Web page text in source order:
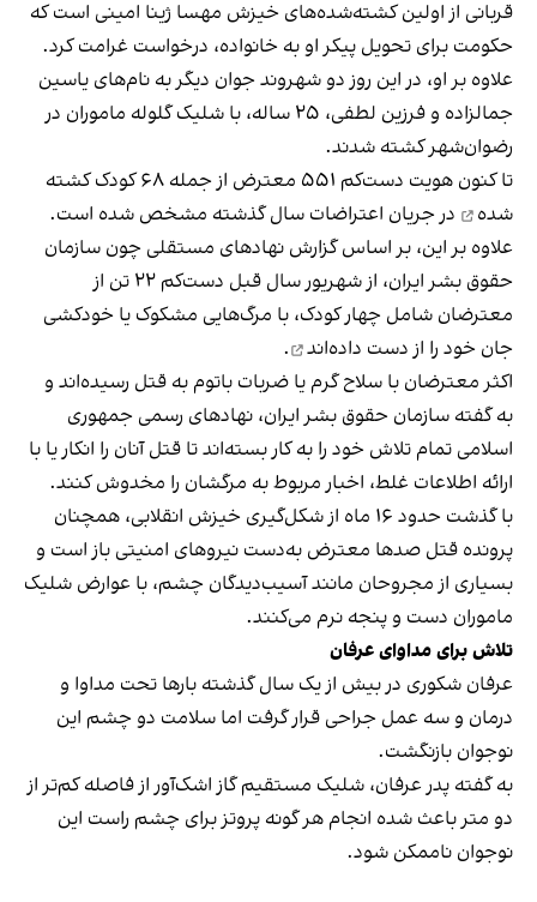
قربانی از اولین کشته‌شده‌های خیزش مهسا ژینا امینی است که
حکومت برای تحویل پیکر او به خانواده، درخواست غرامت کرد.
علاوه بر او، در این روز دو شهروند جوان دیگر به نام‌های یاسین
جمالزاده و فرزین لطفی، ۲۵ ساله، با شلیک گلوله ماموران در
رضوان‌شهر کشته شدند.
تا کنون هویت دست‌کم ۵۵۱ معترض از جمله ۶۸
کودک کشته
شده
در جریان اعتراضات سال گذشته مشخص شده است.
علاوه بر این، بر اساس گزارش نهادهای مستقلی چون سازمان
حقوق بشر ایران، از شهریور سال قبل دست‌کم ۲۲ تن از
معترضان شامل چهار کودک، با مرگ‌هایی مشکوک یا خودکشی
جان خود را از دست داده‌اند
.
اکثر معترضان با سلاح گرم یا ضربات باتوم به قتل رسیده‌اند و
به گفته سازمان حقوق بشر ایران، نهادهای رسمی جمهوری
اسلامی تمام تلاش خود را به‌ کار بسته‌اند تا قتل آنان را انکار یا با
ارائه اطلاعات غلط، اخبار مربوط به مرگشان را مخدوش کنند.
با گذشت حدود ۱۶ ماه از شکل‌گیری خیزش انقلابی، همچنان
پرونده قتل صدها معترض به‌دست نیروهای امنیتی باز است و
بسیاری از مجروحان مانند آسیب‌دیدگان چشم، با عوارض شلیک
ماموران دست و پنجه نرم می‌کنند.
تلاش برای مداوای عرفان
عرفان شکوری در بیش از یک سال گذشته بارها تحت مداوا و
درمان و سه عمل جراحی قرار گرفت اما سلامت دو چشم این
نوجوان بازنگشت.
به گفته پدر عرفان، شلیک مستقیم گاز اشک‌آور از فاصله کم‌تر از
دو متر باعث شده انجام هر گونه پروتز برای چشم راست این
نوجوان ناممکن شود.